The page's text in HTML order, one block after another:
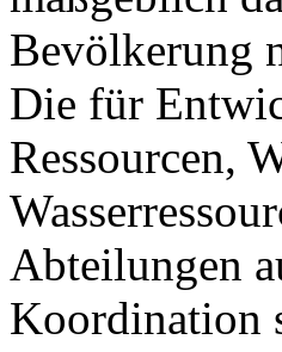
Bevölkerung
Die für
Ressourcen,
Abteilungen
Koordination